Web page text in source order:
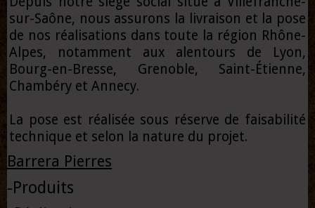
sur-Saône, nous assurons la livraison et la pose
de nos réalisations dans toute la région Rhône-
Alpes, notamment aux alentours de Lyon,
Bourg-en-Bresse, Grenoble, Saint-Étienne,
Chambéry et Annecy.
La pose est réalisée sous réserve de faisabilité
technique et selon la nature du projet.
Barrera Pierres
-Produits